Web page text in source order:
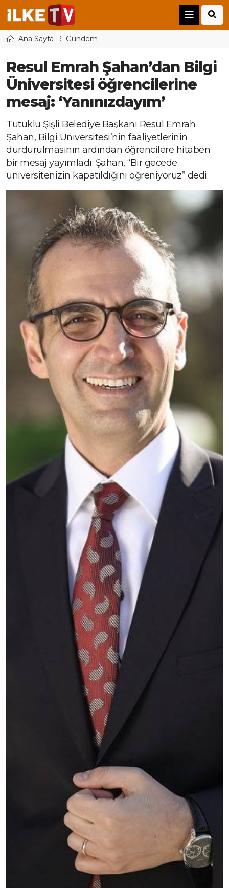
Ana Sayfa Gündem
Resul Emrah Şahan’dan Bilgi
Üniversitesi öğrencilerine
mesaj: ‘Yanınızdayım’
Tutuklu Şişli Belediye Başkanı Resul Emrah
Şahan, Bilgi Üniversitesi’nin faaliyetlerinin
durdurulmasının ardından öğrencilere hitaben
bir mesaj yayımladı. Şahan, “Bir gecede
üniversitenizin kapatıldığını öğreniyoruz” dedi.